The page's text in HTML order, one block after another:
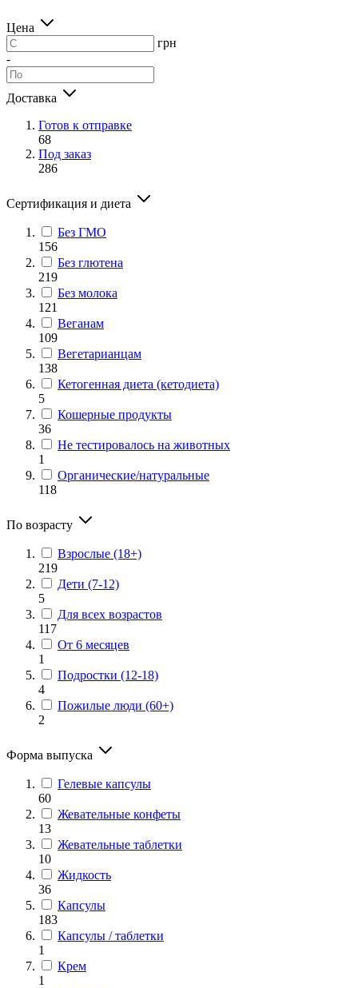
Цена
грн
-
Доставка
Готов к отправке
68
Под заказ
286
Сертификация и диета
Без ГМО
156
Без глютена
219
Без молока
121
Веганам
109
Вегетарианцам
138
Кетогенная диета (кетодиета)
5
Кошерные продукты
36
Не тестировалось на животных
1
Органические/натуральные
118
По возрасту
Взрослые (18+)
219
Дети (7-12)
5
Для всех возрастов
117
От 6 месяцев
1
Подростки (12-18)
4
Пожилые люди (60+)
2
Форма выпуска
Гелевые капсулы
60
Жевательные конфеты
13
Жевательные таблетки
10
Жидкость
36
Капсулы
183
Капсулы / таблетки
1
Крем
1